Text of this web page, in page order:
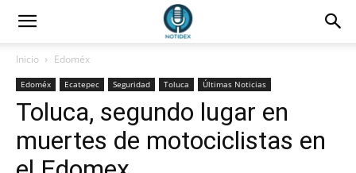
Inicio Edoméx
Edoméx Ecatepec Seguridad Toluca Últimas Noticias
Toluca, segundo lugar en
muertes de motociclistas en